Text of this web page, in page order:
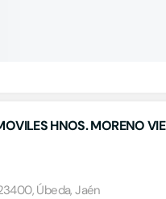
HNOS. MORENO
Úbeda, Jaén